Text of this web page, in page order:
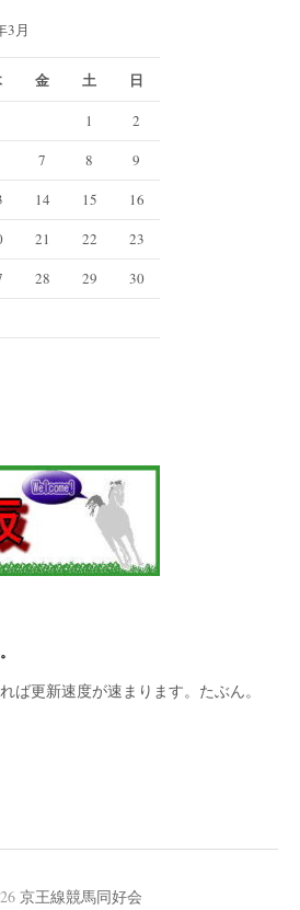
3月
金 土 日
1
2
7 8
9
14 15
16
21 22
23
28 29
30
ば更新速度が速まります。たぶん。
京王線競馬同好会